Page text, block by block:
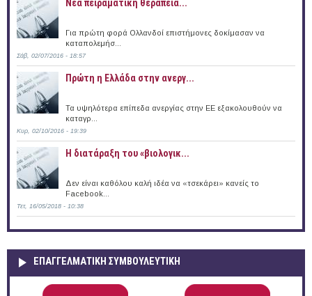
Νέα πειραματική θεραπεία...
Για πρώτη φορά Ολλανδοί επιστήμονες δοκίμασαν να
καταπολεμήσ...
Σάβ, 02/07/2016 - 18:57
Πρώτη η Ελλάδα στην ανεργ...
Τα υψηλότερα επίπεδα ανεργίας στην ΕΕ εξακολουθούν να
καταγρ...
Κυρ, 02/10/2016 - 19:39
Η διατάραξη του «βιολογικ...
Δεν είναι καθόλου καλή ιδέα να «τσεκάρει» κανείς το
Facebook...
Τετ, 16/05/2018 - 10:38
ΕΠΑΓΓΕΛΜΑΤΙΚΉ ΣΥΜΒΟΥΛΕΥΤΙΚΉ